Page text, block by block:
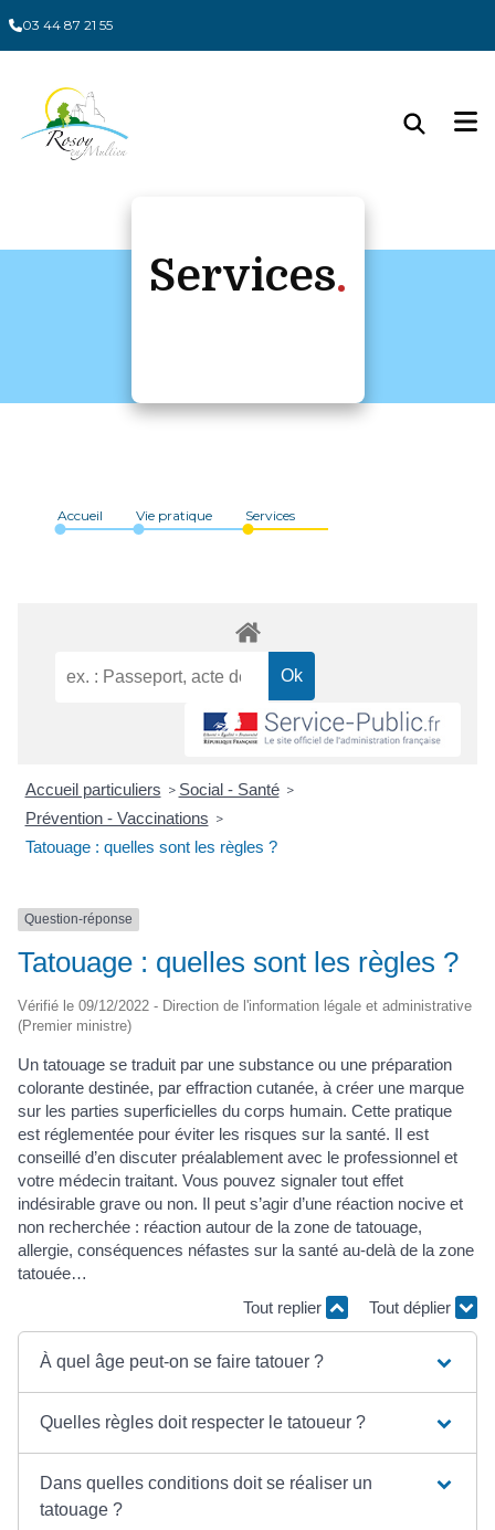
03 44 87 21 55
Services
Accueil Vie pratique Services
Accueil particuliers > Social - Santé >
Prévention - Vaccinations >
Tatouage : quelles sont les règles ?
Question-réponse
Tatouage : quelles sont les règles ?
Vérifié le 09/12/2022 - Direction de l'information légale et administrative
(Premier ministre)
Un tatouage se traduit par une substance ou une préparation
colorante destinée, par effraction cutanée, à créer une marque
sur les parties superficielles du corps humain. Cette pratique
est réglementée pour éviter les risques sur la santé. Il est
conseillé d’en discuter préalablement avec le professionnel et
votre médecin traitant. Vous pouvez signaler tout effet
indésirable grave ou non. Il peut s’agir d’une réaction nocive et
non recherchée : réaction autour de la zone de tatouage,
allergie, conséquences néfastes sur la santé au-delà de la zone
tatouée…
Tout replier
Tout déplier
À quel âge peut-on se faire tatouer ?
Quelles règles doit respecter le tatoueur ?
Dans quelles conditions doit se réaliser un
tatouage ?
Panneau de gestion des cookies